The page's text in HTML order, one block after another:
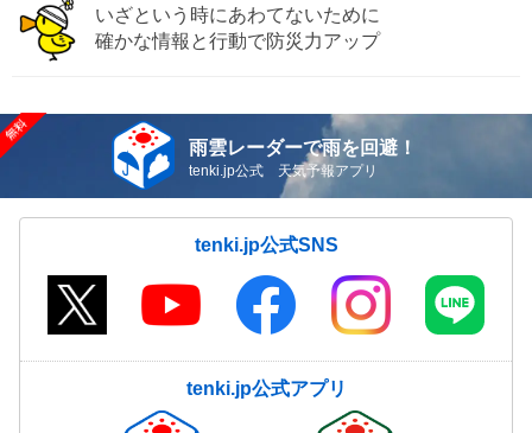
いざという時にあわてないために
確かな情報と行動で防災力アップ
雨雲レーダーで雨を回避！
tenki.jp公式 天気予報アプリ
tenki.jp公式SNS
tenki.jp公式アプリ